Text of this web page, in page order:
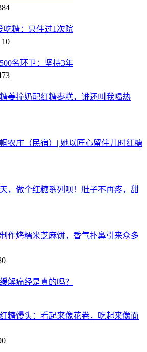
吃糖：只住过1次院
名环卫：坚持3年
姜撞奶配红糖枣糕，谁还叫我喝热
农庄（民宿）| 她以匠心留住儿时红糖
，做个红糖系列呗！肚子不再疼，甜
作烤糯米芝麻饼，香气扑鼻引来众多
解痛经是真的吗？
糖馒头：看起来像花卷，吃起来像面